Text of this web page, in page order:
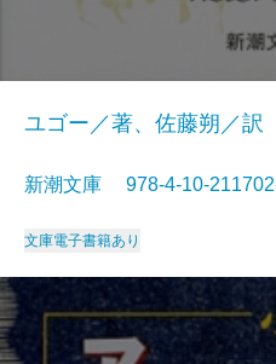
ユゴー／著、佐藤朔／訳
新潮文庫 978-4-10-
文庫電子書籍あり